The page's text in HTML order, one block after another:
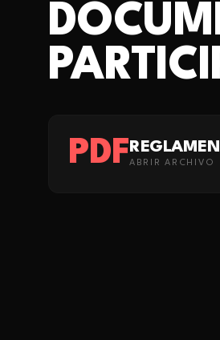
PDFABRIR ARCHIVO